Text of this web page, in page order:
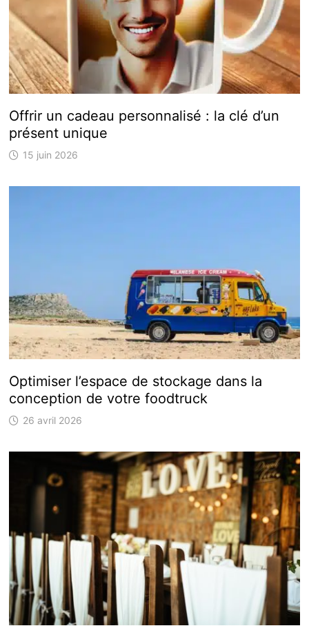
Offrir un cadeau personnalisé : la clé d’un
présent unique
15 juin 2026
Optimiser l’espace de stockage dans la
conception de votre foodtruck
26 avril 2026